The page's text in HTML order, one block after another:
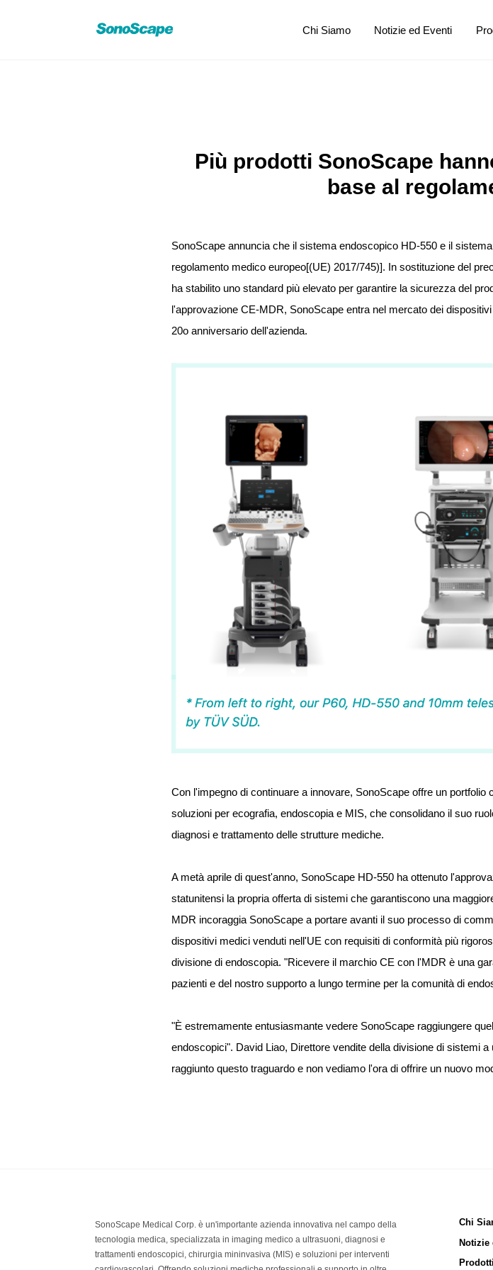
Chi Siamo Notizie ed Eventi
Più prodotti SonoScape
base al
SonoScape annuncia che il sistema endoscopico HD-550 e il
regolamento medico europeo[(UE) 2017/745)]. In sostituzione del
ha stabilito uno standard più elevato per garantire la sicurezza del
l'approvazione CE-MDR, SonoScape entra nel mercato dei
20o anniversario dell'azienda.
Con l'impegno di continuare a innovare, SonoScape offre un
soluzioni per ecografia, endoscopia e MIS, che consolidano il suo
diagnosi e trattamento delle strutture mediche.
A metà aprile di quest'anno, SonoScape HD-550 ha ottenuto
statunitensi la propria offerta di sistemi che garantiscono una
MDR incoraggia SonoScape a portare avanti il suo processo di
dispositivi medici venduti nell'UE con requisiti di conformità più
divisione di endoscopia. "Ricevere il marchio CE con l'MDR è una
pazienti e del nostro supporto a lungo termine per la comunità di
"È estremamente entusiasmante vedere SonoScape raggiungere
endoscopici". David Liao, Direttore vendite della divisione di sistemi
raggiunto questo traguardo e non vediamo l'ora di offrire un nuovo
SonoScape Medical Corp. è un'importante azienda innovativa nel campo della
tecnologia medica, specializzata in imaging medico a ultrasuoni, diagnosi e
trattamenti endoscopici, chirurgia mininvasiva (MIS) e soluzioni per interventi
Chi
Notizie
Prodotti